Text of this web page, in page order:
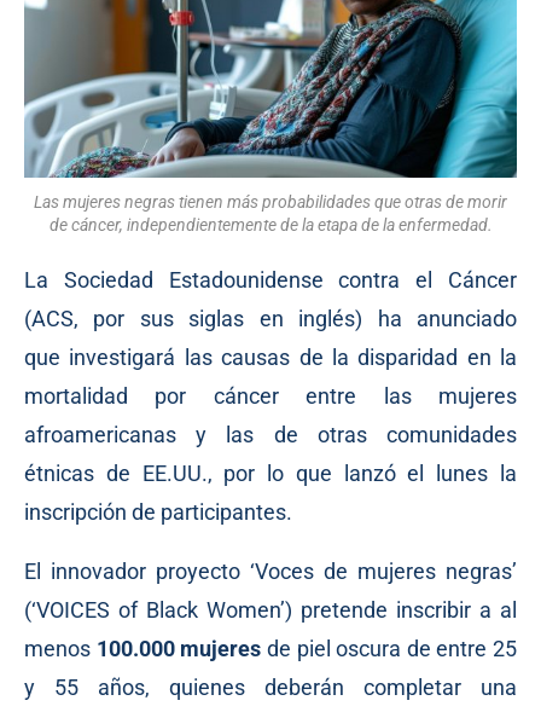
Las mujeres negras tienen más probabilidades que otras de morir
de cáncer, independientemente de la etapa de la enfermedad.
La Sociedad Estadounidense contra el Cáncer
(ACS, por sus siglas en inglés) ha anunciado
que investigará las causas de la disparidad en la
mortalidad por cáncer entre las mujeres
afroamericanas y las de otras comunidades
étnicas de EE.UU., por lo que
lanzóel lunes la
inscripción de participantes.
El innovador proyecto ‘Voces de mujeres negras’
(‘VOICES of Black Women’) pretende inscribir a al
menos 100.000 mujeres de piel oscura de entre 25
y 55 años, quienes deberán completar una